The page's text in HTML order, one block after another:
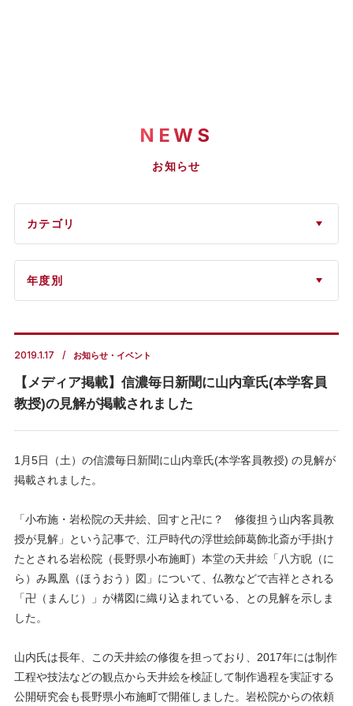
NEWS
お知らせ
2019.1.17 お知らせ・イベント
【メディア掲載】信濃毎日新聞に山内章氏(本学客員
教授)の見解が掲載されました
1月5日（土）の信濃毎日新聞に山内章氏(本学客員教授) の見解が
掲載されました。
「小布施・岩松院の天井絵、回すと卍に？ 修復担う山内客員教
授が見解」という記事で、江戸時代の浮世絵師葛飾北斎が手掛け
たとされる岩松院（長野県小布施町）本堂の天井絵「八方睨（に
ら）み鳳凰（ほうおう）図」について、仏教などで吉祥とされる
「卍（まんじ）」が構図に織り込まれている、との見解を示しま
した。
山内氏は長年、この天井絵の修復を担っており、2017年には制作
工程や技法などの観点から天井絵を検証して制作過程を実証する
公開研究会も長野県小布施町で開催しました。岩松院からの依頼
カテゴリ
年度別